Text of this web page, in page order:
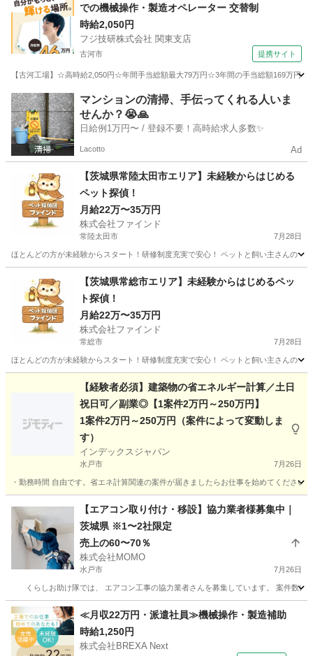
での機械操作・製造オペレーター 交替制
時給2,050円
フジ技研株式会社 関東支店
古河市 提携サイト
【古河工場】☆高時給2,050円☆年間手当総額最大79万円☆3年間の手当総額169万円
茨城 古河市 その他
マンションの清掃、手伝ってくれる人いま
せんか？😭🙏
日給例1万円〜 / 登録不要！高時給求人多数✨
Lacotto Ad
【茨城県常陸太田市エリア】未経験からはじめる
ペット探偵！
月給22万〜35万円
株式会社ファインド
常陸太田市 7月28日
ほとんどの方が未経験からスタート！研修制度充実で安心！ ペットと飼い主さんの
常陸太田市 その他 スタッフ
【茨城県常総市エリア】未経験からはじめるペッ
ト探偵！
月給22万〜35万円
株式会社ファインド
常総市 7月28日
ほとんどの方が未経験からスタート！研修制度充実で安心！ ペットと飼い主さんの
その他 スタッフ
【経験者必須】建築物の省エネルギー計算／土日
祝日可／副業◎【1案件2万円～250万円】
1案件2万円～250万円（案件によって変動しま
す）
インデックスジャパン
水戸市 7月26日
・勤務時間 自由です。省エネ計算関連の案件が届きましたらお仕事を始めてくださ
ネット
【エアコン取り付け・移設】協力業者様募集中｜
茨城県 ※1〜2社限定
売上の60〜70％
株式会社MOMO
水戸市 7月26日
くらしお助け隊では、 エアコン工事の協力業者さんを募集しています。 案件数に
茨城 水戸市 その他 出来高制
≪月収22万円・派遣社員≫機械操作・製造補助
時給1,250円
株式会社BREXA Next